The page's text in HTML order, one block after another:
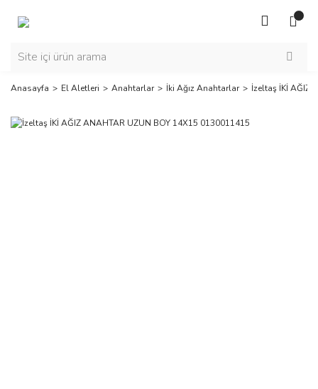
Anasayfa El Aletleri Anahtarlar İki Ağız Anahtarlar İzeltaş İKİ AĞIZ